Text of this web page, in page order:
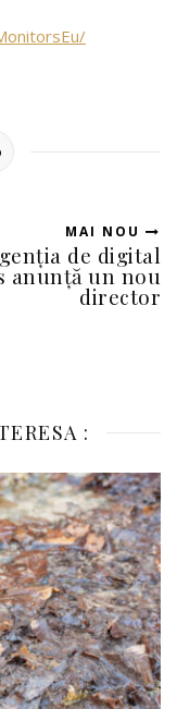
MAI NOU
de digital
anunţă un nou
director
: